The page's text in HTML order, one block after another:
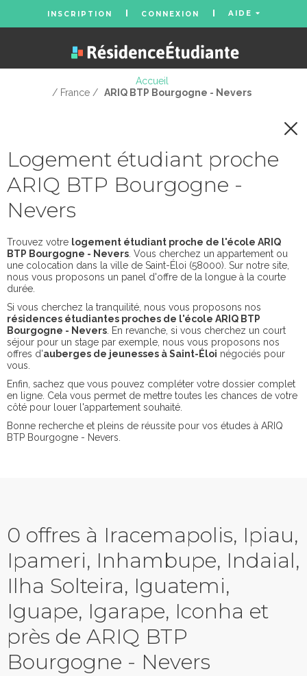
INSCRIPTION CONNEXION AIDE
Accueil
/ France / ARIQ BTP Bourgogne - Nevers
Logement étudiant proche
ARIQ BTP Bourgogne -
Nevers
Trouvez votre logement étudiant proche de l'école ARIQ
BTP Bourgogne - Nevers . Vous cherchez un appartement ou
une colocation dans la ville de Saint-Éloi (58000). Sur notre site,
nous vous proposons un panel d'offre de la longue à la courte
durée.
Si vous cherchez la tranquilité, nous vous proposons nos
résidences étudiantes proches de l'école ARIQ BTP
Bourgogne - Nevers . En revanche, si vous cherchez un court
séjour pour un stage par exemple, nous vous proposons nos
offres d'auberges de jeunesses à Saint-Éloi négociés pour
vous.
Enfin, sachez que vous pouvez compléter votre dossier complet
en ligne. Cela vous permet de mettre toutes les chances de votre
côté pour louer l'appartement souhaité.
Bonne recherche et pleins de réussite pour vos études à ARIQ
BTP Bourgogne - Nevers.
0 offres à Iracemapolis, Ipiau,
Ipameri, Inhambupe, Indaial,
Ilha Solteira, Iguatemi,
Iguape, Igarape, Iconha et
près de ARIQ BTP
Bourgogne - Nevers